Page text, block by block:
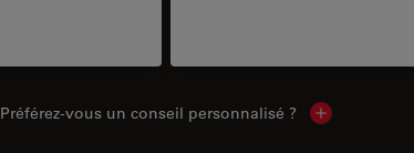
Préférez-vous un conseil personnalisé ? Show local